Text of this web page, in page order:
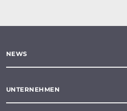
NEWS
UNTERNEHMEN